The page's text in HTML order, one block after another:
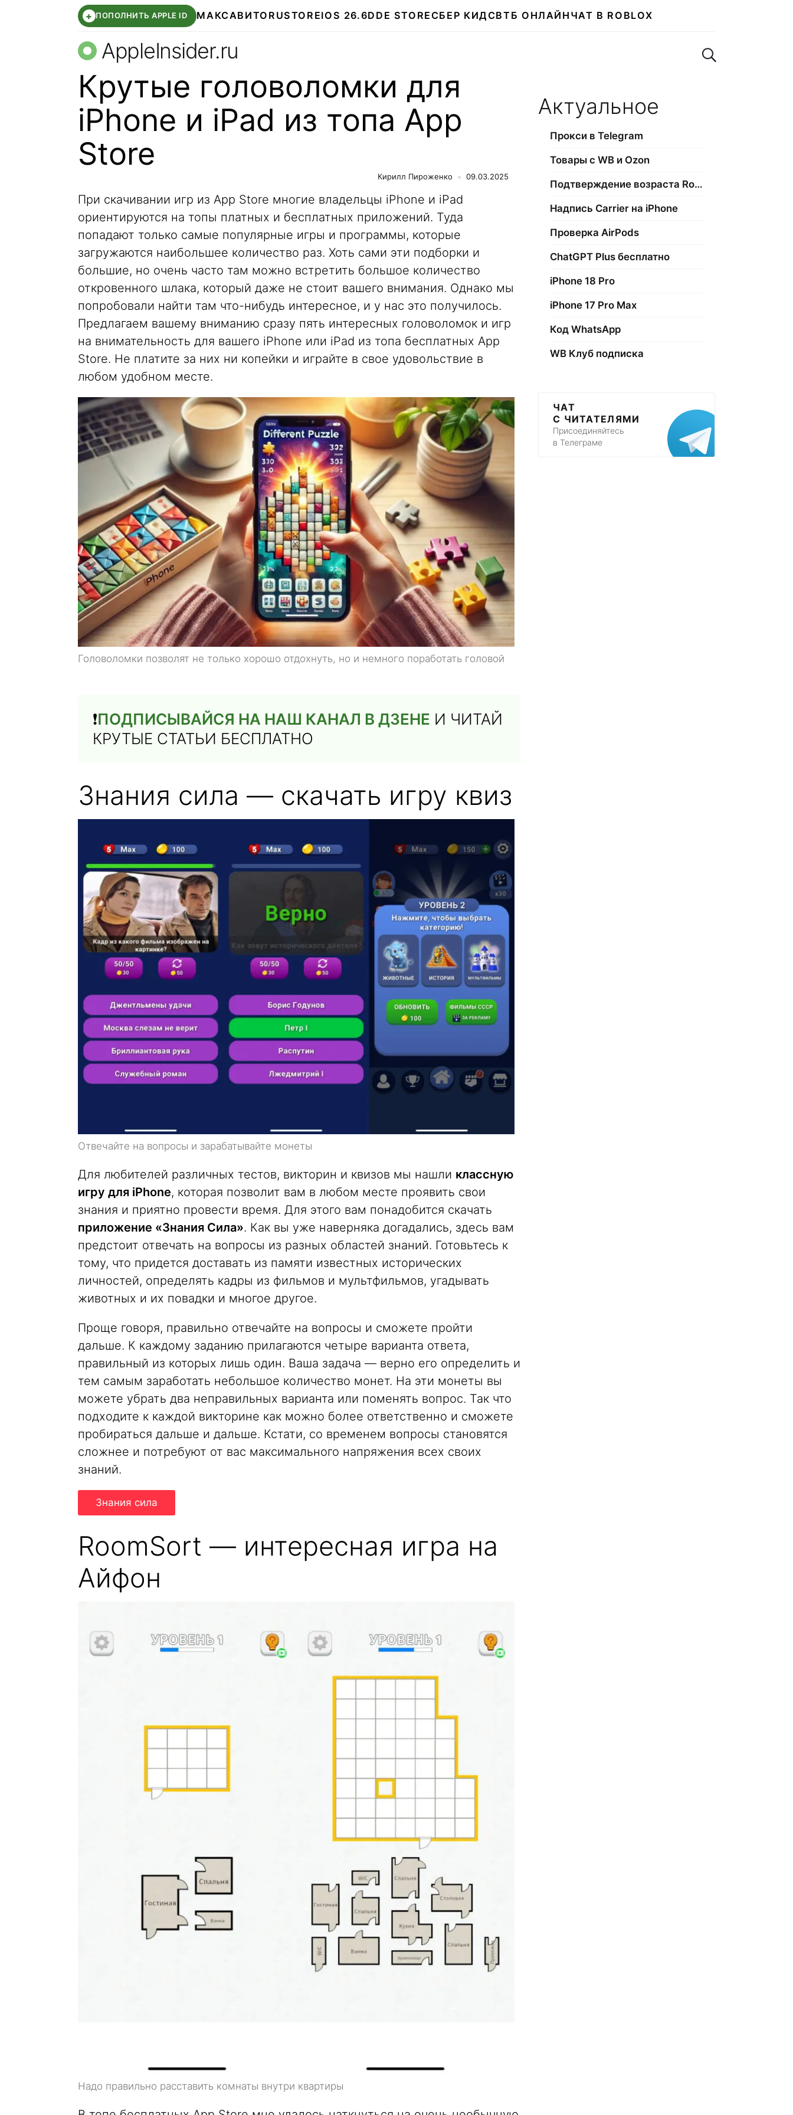
+ ПОПОЛНИТЬ APPLE ID МАКСАВИТО RUSTOREIOS 26.6DDE STORE СБЕР КИДСВТБ ОНЛАЙН ЧАТ В ROBLOX
AppleInsider.ru Поиск по сайту
Крутые головоломки для
iPhone и iPad из топа App
Store
Кирилл Пироженко 09.03.2025
При скачивании игр из App Store многие владельцы iPhone и iPad
ориентируются на топы платных и бесплатных приложений. Туда
попадают только самые популярные игры и программы, которые
загружаются наибольшее количество раз. Хоть сами эти подборки и
большие, но очень часто там можно встретить большое количество
откровенного шлака, который даже не стоит вашего внимания. Однако мы
попробовали найти там что-нибудь интересное, и у нас это получилось.
Предлагаем вашему вниманию сразу пять интересных головоломок и игр
на внимательность для вашего iPhone или iPad из топа бесплатных App
Store. Не платите за них ни копейки и играйте в свое удовольствие в
любом удобном месте.
Головоломки позволят не только хорошо отдохнуть, но и немного поработать головой
❗️ПОДПИСЫВАЙСЯ НА НАШ КАНАЛ В ДЗЕНЕ И ЧИТАЙ
КРУТЫЕ СТАТЬИ БЕСПЛАТНО
Знания сила — скачать игру квиз
Отвечайте на вопросы и зарабатывайте монеты
Для любителей различных тестов, викторин и квизов мы нашли классную
игру для iPhone, которая позволит вам в любом месте проявить свои
знания и приятно провести время. Для этого вам понадобится скачать
приложение «Знания Сила». Как вы уже наверняка догадались, здесь вам
предстоит отвечать на вопросы из разных областей знаний. Готовьтесь к
тому, что придется доставать из памяти известных исторических
личностей, определять кадры из фильмов и мультфильмов, угадывать
животных и их повадки и многое другое.
Проще говоря, правильно отвечайте на вопросы и сможете пройти
дальше. К каждому заданию прилагаются четыре варианта ответа,
правильный из которых лишь один. Ваша задача — верно его определить и
тем самым заработать небольшое количество монет. На эти монеты вы
можете убрать два неправильных варианта или поменять вопрос. Так что
подходите к каждой викторине как можно более ответственно и сможете
пробираться дальше и дальше. Кстати, со временем вопросы становятся
сложнее и потребуют от вас максимального напряжения всех своих
знаний.
Знания сила
RoomSort — интересная игра на
Айфон
Надо правильно расставить комнаты внутри квартиры
Актуальное
Прокси в Telegram
Товары с WB и Ozon
Подтверждение возраста Roblox
Надпись Carrier на iPhone
Проверка AirPods
ChatGPT Plus бесплатно
iPhone 18 Pro
iPhone 17 Pro Max
Код WhatsApp
WB Клуб подписка
ЧАТ
С ЧИТАТЕЛЯМИ
Присоединяйтесь
в Телеграме